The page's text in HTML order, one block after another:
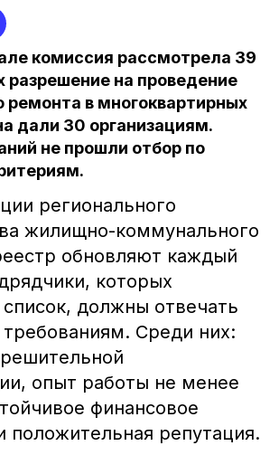
комиссия рассмотрела 39
разрешение на проведение
ремонта в многоквартирных
дали 30 организациям.
не прошли отбор по
регионального
жилищно-коммунального
обновляют каждый
которых
должны отвечать
Среди них:
опыт работы не менее
финансовое
положительная репутация.